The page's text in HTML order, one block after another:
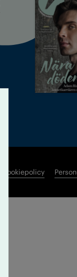
Cookiepolicy